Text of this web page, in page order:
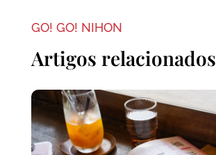
GO! GO! NIHON
Artigos relacionados